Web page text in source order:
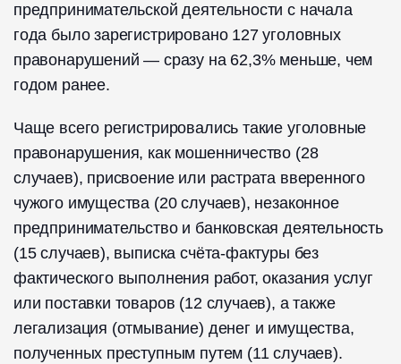
предпринимательской деятельности с начала
года было зарегистрировано 127 уголовных
правонарушений — сразу на 62,3% меньше, чем
годом ранее.
Чаще всего регистрировались такие уголовные
правонарушения, как мошенничество (28
случаев), присвоение или растрата вверенного
чужого имущества (20 случаев), незаконное
предпринимательство и банковская деятельность
(15 случаев), выписка счёта-фактуры без
фактического выполнения работ, оказания услуг
или поставки товаров (12 случаев), а также
легализация (отмывание) денег и имущества,
полученных преступным путем (11 случаев).